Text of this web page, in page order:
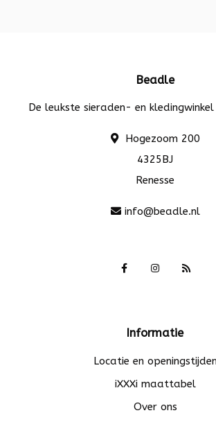
Beadle
De leukste sieraden- en
Hogezoom 200
4325BJ
Renesse
info@beadle.nl
Informatie
Locatie en openingstijden
iXXXi maattabel
Over ons